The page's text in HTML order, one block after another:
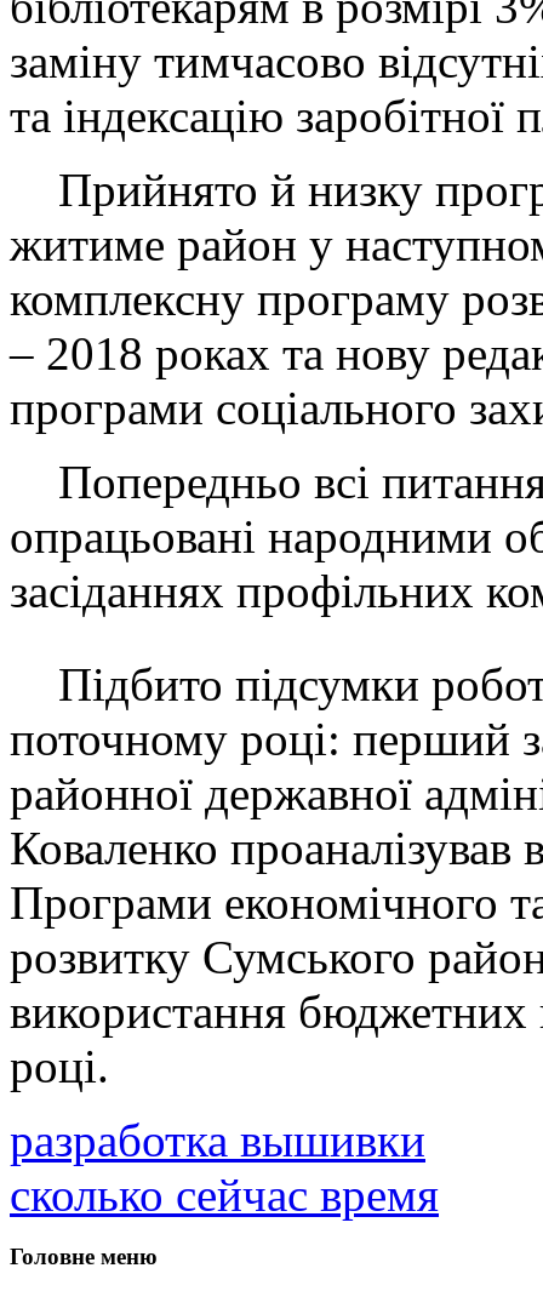
заміну тимчасово
та індексацію заробітної
Прийнято й низку
житиме район у
комплексну програму
– 2018 роках та нову
програми соціального
Попередньо всі
опрацьовані народними
засіданнях профільних
Підбито підсумки
поточному році: перший
районної державної
Коваленко проаналізував
Програми економічного
розвитку Сумського
використання бюджетних
році.
разработка вышивки
сколько сейчас время
Головне меню